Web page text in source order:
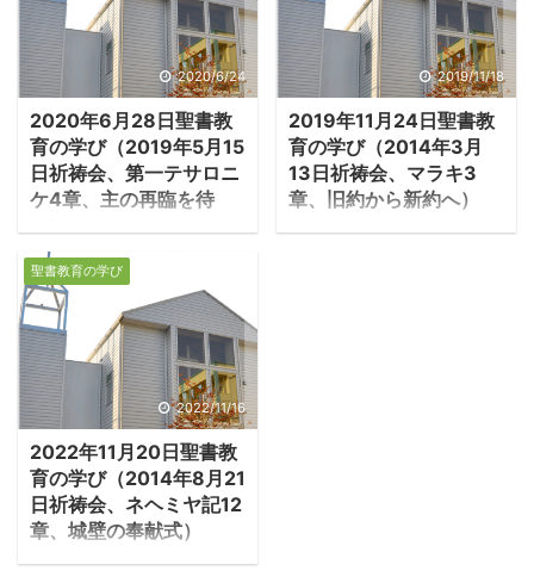
キリストの系図」を置
く。マタイの意図は、18
節以下の「イエス・キリ
ストの誕生」に明示され
ている。「イエスはメシ
アであり、ダビデの家系
から生まれた」ことを明
示するために、この系図
た。 －マタイ1：1－
17「アブラハムの子ダビ
デの子、イエス・キリス
トの系図・・・エッサイ
はダビデ王をもうけた。
ダビデはウリヤの妻によ
ってソロモンをもう
け・・・バビロンへ移住
させられた後、エコンヤ
はシャルティ ...
った「あなたは私の愛す
る子、私の心に適う
者」。自分がメシアであ
ると自覚されたイエス
は、何をすべきかを知る
ために、霊により荒野に
導かれた。 －ルカ4:1-
2「イエスは聖霊に満ち
2020/6/24
2020年6月28日聖書教
育の学び（2019年5月15
日祈祷会、第一テサロニ
ケ4章、主の再臨を待
１．神に喜ばれる生活
とは何か ・キリストを
信じる者は、神に喜ばれ
る生活をしたいと願う。
神に喜ばれる生活とは、
清くなることだ。 －第一
テサロニケ4:1-3「主イ
エスに結ばれた者として
私たちは更に願い、また
勧めます。あなたがた
は、神に喜ばれるために
2019/11/18
2019年11月24日聖書教
育の学び（2014年3月
13日祈祷会、マラキ3
章、旧約から新約へ）
1.十分の一を捧げよ ・マ
聖書教育の学び
2022/11/16
2022年11月20日聖書教
育の学び（2014年8月21
日祈祷会、ネヘミヤ記12
章、城壁の奉献式）
1.城壁奉献式 ・ネヘ